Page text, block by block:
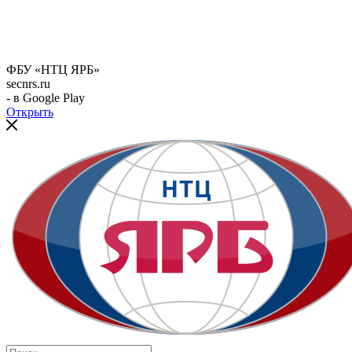
ФБУ «НТЦ ЯРБ»
secnrs.ru
- в Google Play
Открыть